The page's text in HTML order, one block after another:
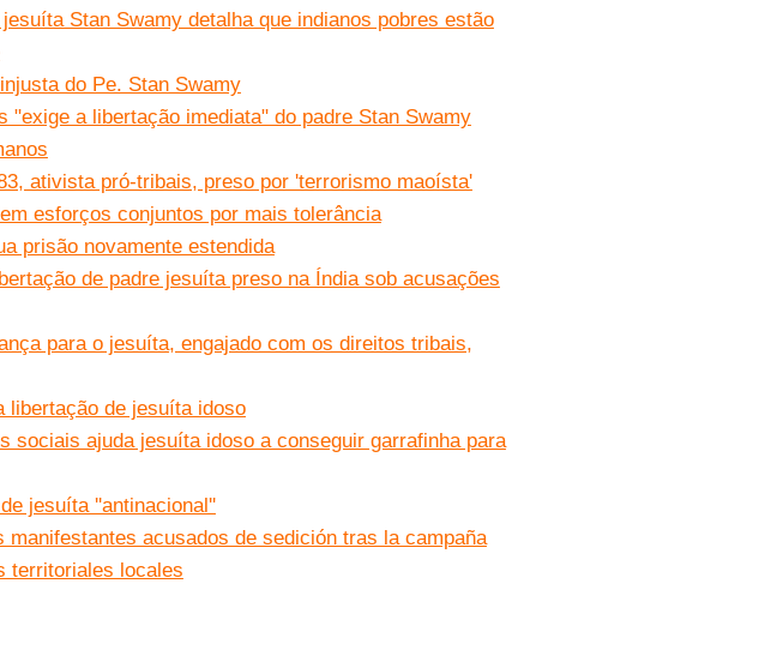
Stan Swamy detalha que indianos pobres estão
do Pe. Stan Swamy
"exige a libertação imediata" do padre Stan Swamy
ativista pró-tribais, preso por 'terrorismo maoísta'
esforços conjuntos por mais tolerância
prisão novamente estendida
de padre jesuíta preso na Índia sob acusações
para o jesuíta, engajado com os direitos tribais,
libertação de jesuíta idoso
sociais ajuda jesuíta idoso a conseguir garrafinha para
jesuíta ''antinacional''
manifestantes acusados ​​de sedición tras la campaña
territoriales locales